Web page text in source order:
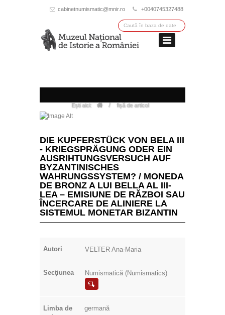
cabinetnumismatic@mnir.ro +0040745327488
Ești aici: / fișă de articol
DIE KUPFERSTÜCK VON BELA III
- KRIEGSPRÄGUNG ODER EIN
AUSRIHTUNGSVERSUCH AUF
BYZANTINISCHES
WAHRUNGSSYSTEM? / MONEDA
DE BRONZ A LUI BELLA AL III-
LEA – EMISIUNE DE RĂZBOI SAU
ÎNCERCARE DE ALINIERE LA
SISTEMUL MONETAR BIZANTIN
Autori VELTER Ana-Maria
Secţiunea Numismatică (Numismatics)
Limba de
germană